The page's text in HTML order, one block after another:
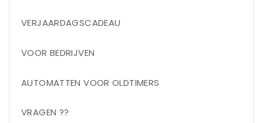
VERJAARDAGSCADEAU
VOOR BEDRIJVEN
AUTOMATTEN VOOR OLDTIMERS
VRAGEN ??